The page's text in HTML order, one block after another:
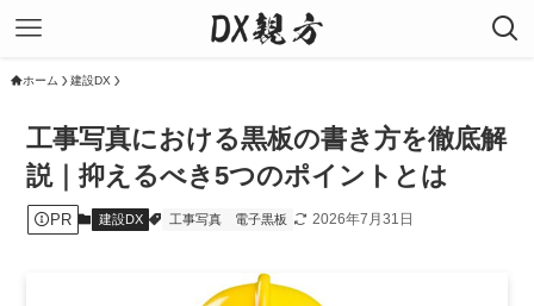
ホーム 建設DX
工事写真における黒板の書き方を徹底解
説｜抑えるべき5つのポイントとは
PR 建設DX 工事写真 電子黒板 2026年7月31日